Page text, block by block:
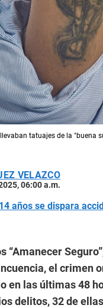
tatuajes de la "buena
VELAZCO
06:00 a.m.
años se dispara
“Amanecer
el crimen
en las últimas 48
delitos, 32 de